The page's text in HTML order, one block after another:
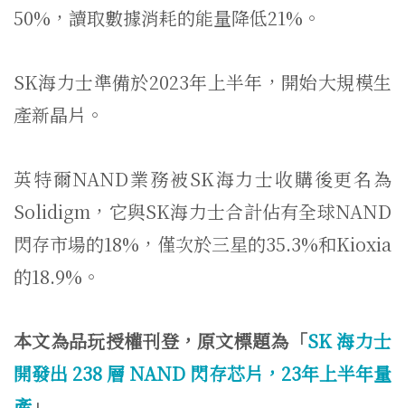
50%，讀取數據消耗的能量降低21%。
SK海力士準備於2023年上半年，開始大規模生
產新晶片。
英特爾NAND業務被SK海力士收購後更名為
Solidigm，它與SK海力士合計佔有全球NAND
閃存市場的18%，僅次於三星的35.3%和Kioxia
的18.9%。
本文為品玩授權刊登，原文標題為「SK 海力士
開發出 238 層 NAND 閃存芯片，23年上半年量